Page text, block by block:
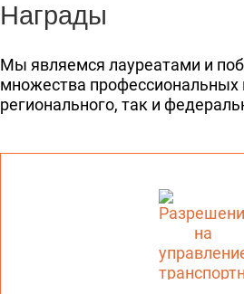
Награды
Мы являемся лауреатами и
множества профессиональных
регионального, так и